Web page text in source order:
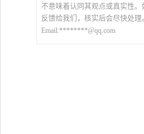
不意味着认同其观点或真实性
反馈给我们，核实后会尽快处理。
Email:********@qq.com